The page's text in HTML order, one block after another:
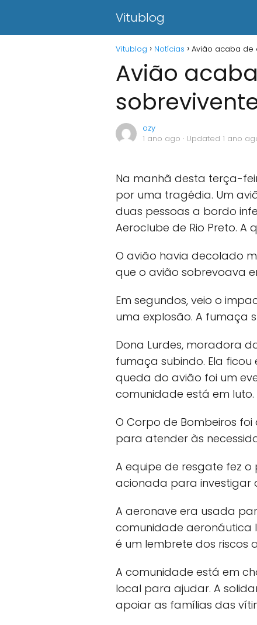
Vitublog
Vitublog Notícias Avião acaba de
Avião
ozy
1 ano ago · Updated 1 ano
Na manhã desta terça-
por uma tragédia. Um
duas pessoas a bordo
Aeroclube de Rio Preto.
O avião havia decolado
que o avião sobrevoava
Em segundos, veio o
uma explosão. A fumaça
Dona Lurdes, moradora
fumaça subindo. Ela
queda do avião foi um
comunidade está em luto.
O Corpo de Bombeiros
para atender às
A equipe de resgate fez
acionada para investigar
A aeronave era usada
comunidade aeronáutica
é um lembrete dos riscos
A comunidade está em
local para ajudar. A
apoiar as famílias das